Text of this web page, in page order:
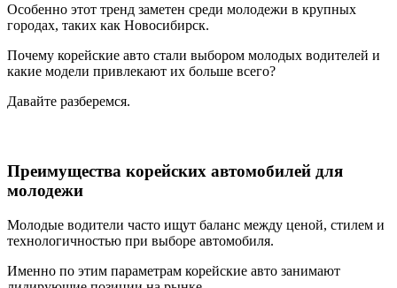
Особенно этот тренд заметен среди молодежи в крупных
городах, таких как Новосибирск.
Почему корейские авто стали выбором молодых водителей и
какие модели привлекают их больше всего?
Давайте разберемся.
Преимущества корейских автомобилей для
молодежи
Молодые водители часто ищут баланс между ценой, стилем и
технологичностью при выборе автомобиля.
Именно по этим параметрам корейские авто занимают